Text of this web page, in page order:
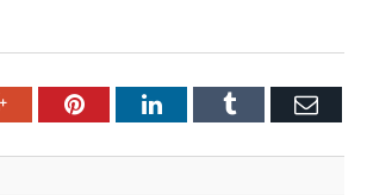
Google+PinterestLinkedInTumblr Email